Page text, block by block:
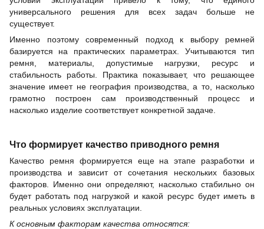
универсального решения для всех задач больше не
существует.
Именно поэтому современный подход к выбору ремней
базируется на практических параметрах. Учитываются тип
ремня, материалы, допустимые нагрузки, ресурс и
стабильность работы. Практика показывает, что решающее
значение имеет не география производства, а то, насколько
грамотно построен сам производственный процесс и
насколько изделие соответствует конкретной задаче.
Что формирует качество приводного ремня
Качество ремня формируется еще на этапе разработки и
производства и зависит от сочетания нескольких базовых
факторов. Именно они определяют, насколько стабильно он
будет работать под нагрузкой и какой ресурс будет иметь в
реальных условиях эксплуатации.
К основным факторам качества относятся: